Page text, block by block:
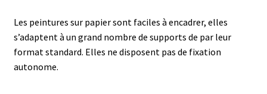
Les peintures sur papier sont faciles à encadrer, elles
s’adaptent à un grand nombre de supports de par leur
format standard. Elles ne disposent pas de fixation
autonome.